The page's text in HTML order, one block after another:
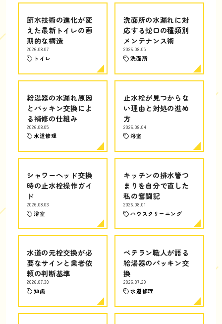
節水技術の進化が変
えた最新トイレの画
期的な構造
2026.08.07
トイレ
洗面所の水漏れに対
応する蛇口の種類別
メンテナンス術
2026.08.05
洗面所
給湯器の水漏れ原因
とパッキン交換によ
る補修の仕組み
2026.08.05
水道修理
止水栓が見つからな
い理由と対処の進め
方
2026.08.04
浴室
シャワーヘッド交換
時の止水栓操作ガイ
ド
2026.08.03
浴室
キッチンの排水管つ
まりを自分で直した
私の奮闘記
2026.08.01
ハウスクリーニング
水道の元栓交換が必
要なサインと業者依
頼の判断基準
2026.07.30
知識
ベテラン職人が語る
給湯器のパッキン交
換
2026.07.29
水道修理